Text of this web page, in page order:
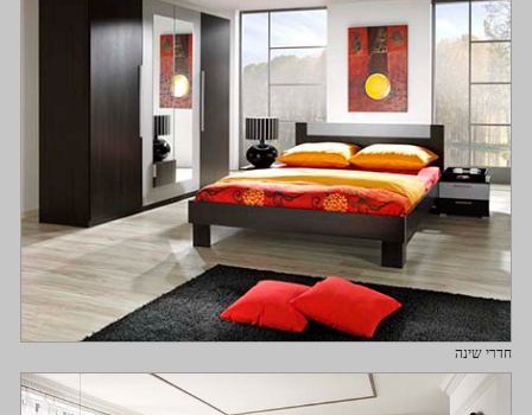
חדרי שינה